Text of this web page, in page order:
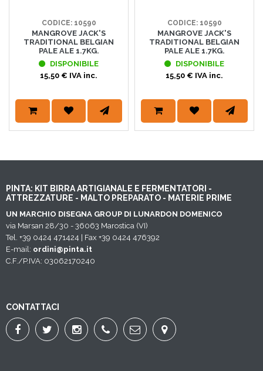
CODICE: 10590
MANGROVE JACK'S
TRADITIONAL BELGIAN
PALE ALE 1.7KG.
DISPONIBILE
15,50 € IVA inc.
CODICE: 10590
MANGROVE JACK'S
TRADITIONAL BELGIAN
PALE ALE 1.7KG.
DISPONIBILE
15,50 € IVA inc.
PINTA: KIT BIRRA ARTIGIANALE E FERMENTATORI -
ATTREZZATURE - MALTO PREPARATO - MATERIE PRIME
UN MARCHIO DISEGNA GROUP DI LUNARDON DOMENICO
via Marsan 28/30 - 36063 Marostica (VI)
Tel. +39 0424 471424 | Fax +39 0424 476392
E-mail: ordini@pinta.it
C.F./P.IVA: 03062170240
CONTATTACI